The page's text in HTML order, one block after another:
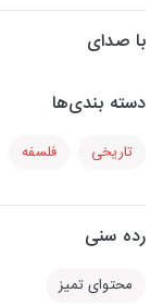
با صدای
دسته بندی‌ها
تاریخی فلسفه
رده سنی
محتوای تمیز